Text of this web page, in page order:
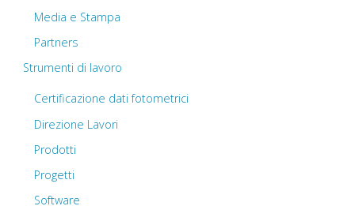
Media e Stampa
Partners
Strumenti di lavoro
Certificazione dati fotometrici
Direzione Lavori
Prodotti
Progetti
Software